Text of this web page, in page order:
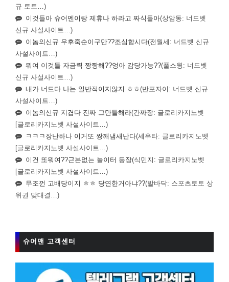
규 토토…)
이것들아 슈어멘이랑 제휴나 하라고 짜식들아(상암동: 너드벳
신규 사설사이트…)
이놈의신규 우후죽순이구만??조심합시다(전월세: 너드벳 신규
사설사이트…)
뭐여 이것들 자금력 짱짱해??엉아 감당가능??(풀스윙: 너드벳
신규 사설사이트…)
내가 너드다 나는 일반적이지않지 ㅎㅎ(반포자이: 너드벳 신규
사설사이트…)
이놈의신규 지겹다 진짜 그만들해라(간짜장: 글로리카지노벳
[글로리카지노벳 사설사이트…)
ㅋㅋㅋ장난하나 이거또 짱깨냄새난다(세우타: 글로리카지노벳
[글로리카지노벳 사설사이트…)
이건 또뭐여??근본없는 놀이터 등장(식민지: 글로리카지노벳
[글로리카지노벳 사설사이트…)
무조껀 고배당이지 ㅎㅎ 당연한거아냐??(발바닥: 스포츠토토 상
위권 맞대결…)
슈어맨 고객센터